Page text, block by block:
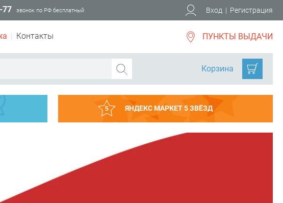
77 звонок по РФ бесплатный Вход | Регистрация
Контакты ПУНКТЫ ВЫДАЧИ
Корзина
5 ЯНДЕКС МАРКЕТ 5 ЗВЁЗД